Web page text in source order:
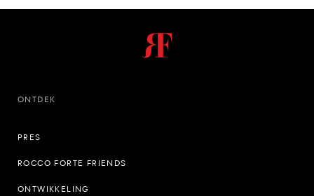
ONTDEK
PRES
ROCCO FORTE FRIENDS
ONTWIKKELING